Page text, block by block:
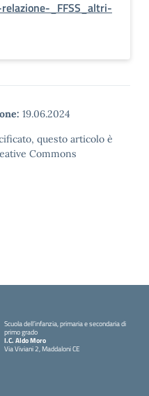
_FFSS_altri-
19.06.2024
questo articolo è
Commons
Scuola dell’infanzia, primaria e secondaria di
primo grado
I.C. Aldo Moro
Via Viviani 2, Maddaloni CE